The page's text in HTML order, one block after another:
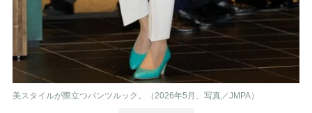
美スタイルが際立つパンツルック。（2026年5月、写真／JMPA）